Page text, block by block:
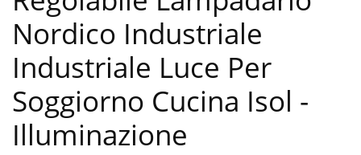
Nordico Industriale
Industriale Luce Per
Soggiorno Cucina Isol -
Illuminazione